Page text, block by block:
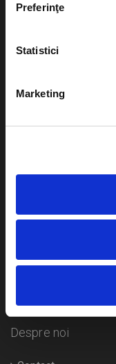
Preferinţe
Statistici
Marketing
Concerte si
Despre noi